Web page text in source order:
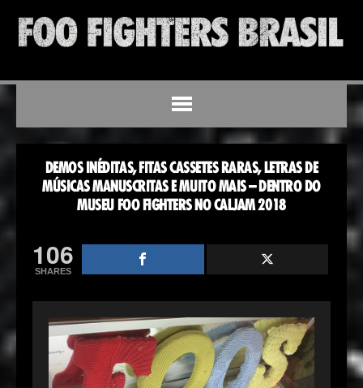
DEMOS INÉDITAS, FITAS CASSETES RARAS, LETRAS DE
MÚSICAS MANUSCRITAS E MUITO MAIS – DENTRO DO
MUSEU FOO FIGHTERS NO CALJAM 2018
106
SHARES